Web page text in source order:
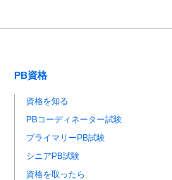
PB資格
資格を知る
PBコーディネーター試験
プライマリーPB試験
シニアPB試験
資格を取ったら